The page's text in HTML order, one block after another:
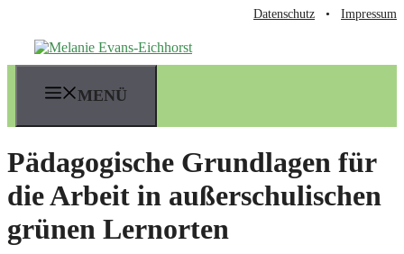
springen
Datenschutz • Impressum
MENÜ
Pädagogische Grundlagen für
die Arbeit in außerschulischen
grünen Lernorten